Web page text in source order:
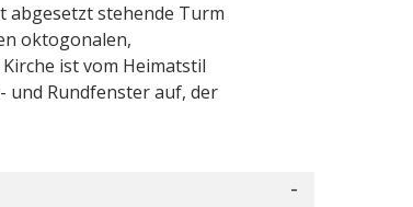
abgesetzt stehende Turm
oktogonalen,
ist vom Heimatstil
und Rundfenster auf, der